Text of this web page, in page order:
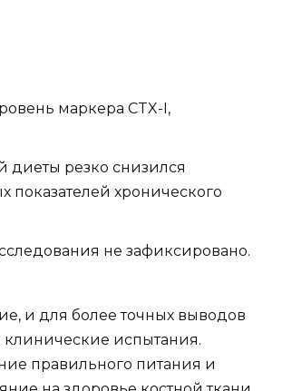
маркера CTX-I,
диеты резко снизился
показателей хронического
не зафиксировано.
и для более точных выводов
испытания.
правильного питания и